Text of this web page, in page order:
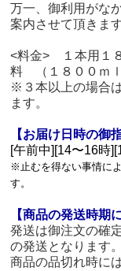
万一、御利用がな
案内させて頂きます
<料金> １本用１
料 （１８００ｍｌ
※３本以上の場合
ます。
【お届け日時の御
[午前中][14〜16時
※止むを得ない事情に
す。
【商品の発送時期
発送は御注文の確
の発送となります。
商品の品切れ時に